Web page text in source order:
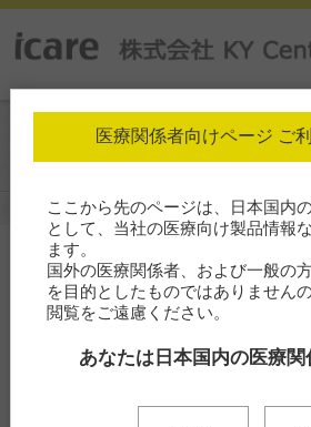
製品情報
ホーム 製
医療関係者向けページ ご
ここから先のページは、日本国内
として、当社の医療向け製品情報
ます。
国外の医療関係者、および一般の
を目的としたものではありません
閲覧をご遠慮ください。
あなたは日本国内の医療関